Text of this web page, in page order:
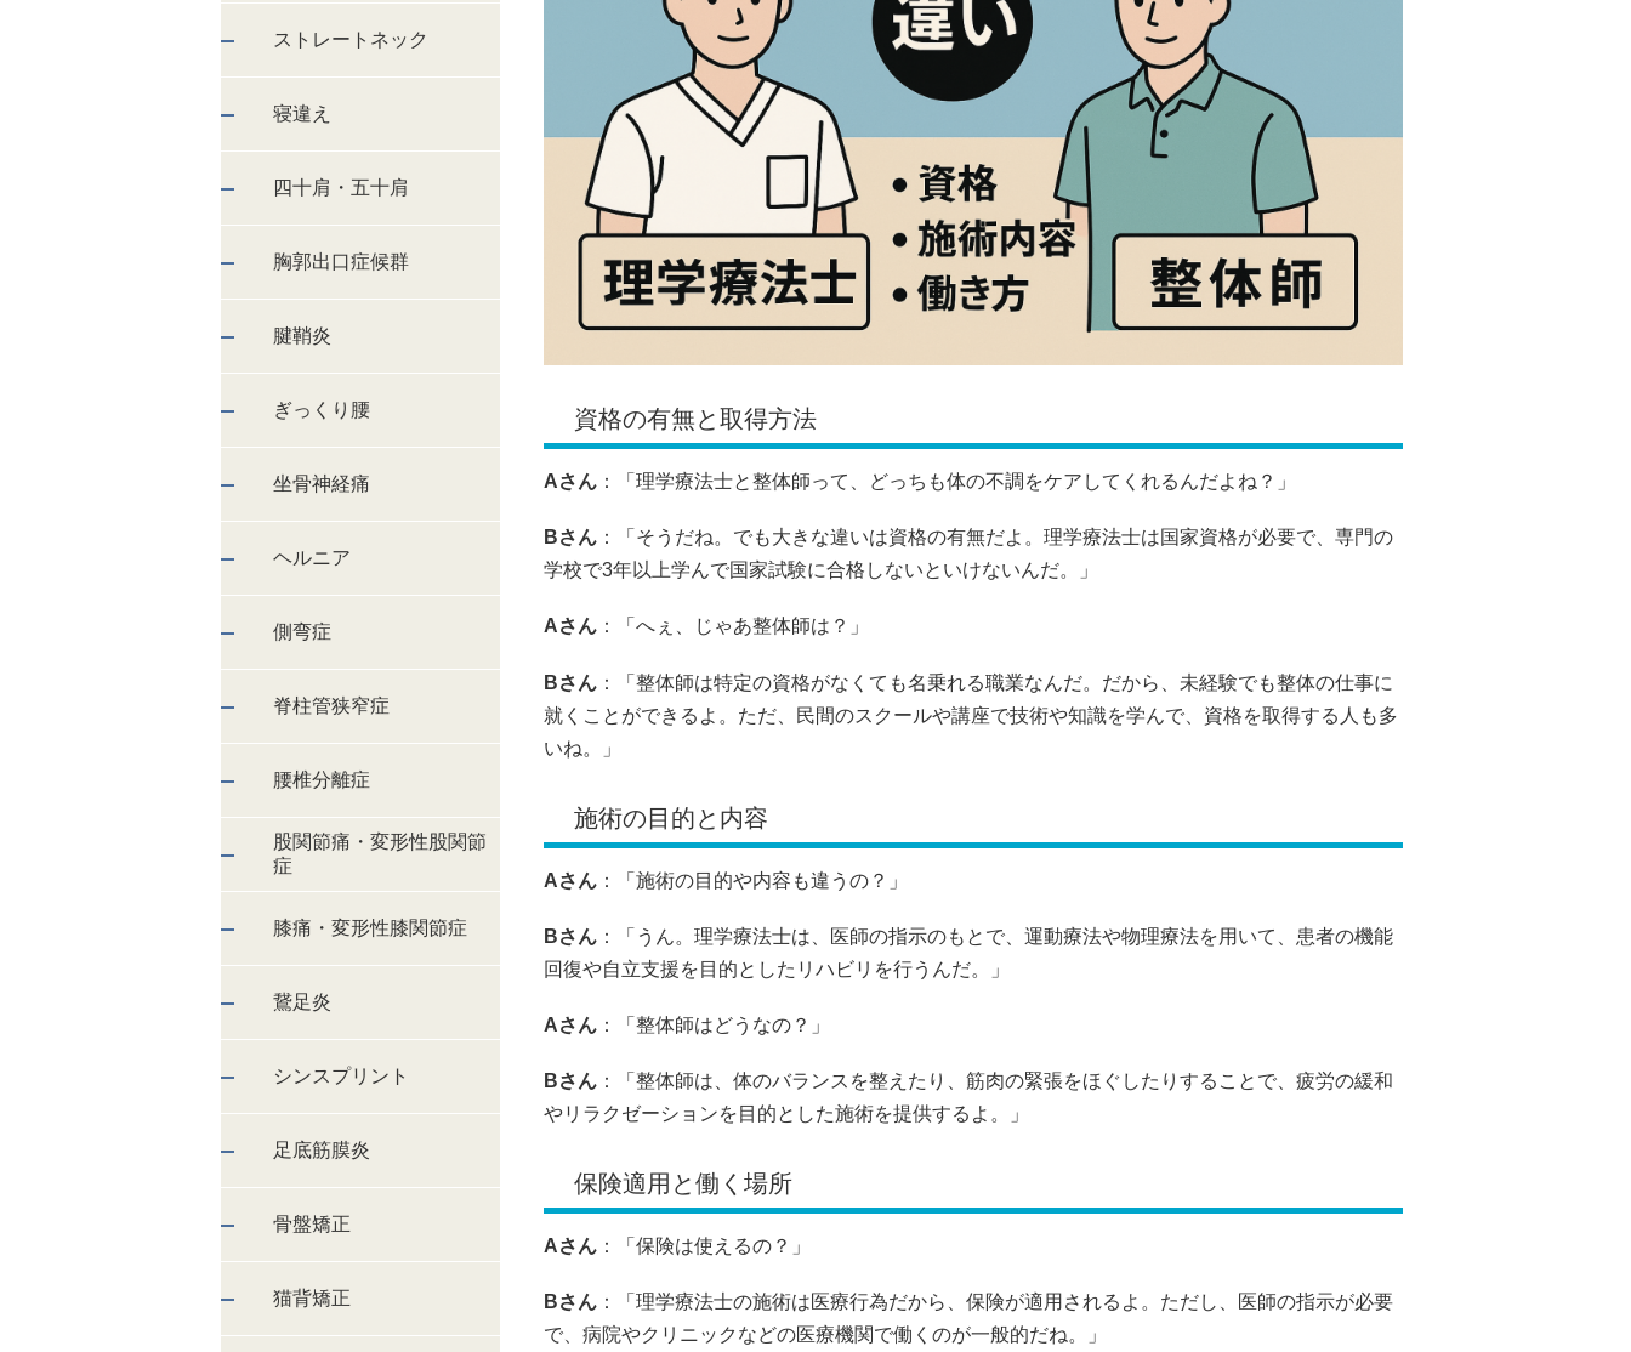
ストレートネック
寝違え
四十肩・五十肩
胸郭出口症候群
腱鞘炎
ぎっくり腰
坐骨神経痛
ヘルニア
側弯症
脊柱管狭窄症
腰椎分離症
股関節痛・変形性股関節
症
膝痛・変形性膝関節症
鵞足炎
シンスプリント
足底筋膜炎
骨盤矯正
猫背矯正
資格の有無と取得方法
Aさん ：「理学療法士と整体師って、どっちも体の不調をケアしてくれるんだよね？」
Bさん ：「そうだね。でも大きな違いは資格の有無だよ。理学療法士は国家資格が必要で、専門の
学校で3年以上学んで国家試験に合格しないといけないんだ。」
Aさん ：「へぇ、じゃあ整体師は？」
Bさん ：「整体師は特定の資格がなくても名乗れる職業なんだ。だから、未経験でも整体の仕事に
就くことができるよ。ただ、民間のスクールや講座で技術や知識を学んで、資格を取得する人も多
いね。」
施術の目的と内容
Aさん ：「施術の目的や内容も違うの？」
Bさん ：「うん。理学療法士は、医師の指示のもとで、運動療法や物理療法を用いて、患者の機能
回復や自立支援を目的としたリハビリを行うんだ。」
Aさん ：「整体師はどうなの？」
Bさん ：「整体師は、体のバランスを整えたり、筋肉の緊張をほぐしたりすることで、疲労の緩和
やリラクゼーションを目的とした施術を提供するよ。」
保険適用と働く場所
Aさん ：「保険は使えるの？」
Bさん ：「理学療法士の施術は医療行為だから、保険が適用されるよ。ただし、医師の指示が必要
で、病院やクリニックなどの医療機関で働くのが一般的だね。」